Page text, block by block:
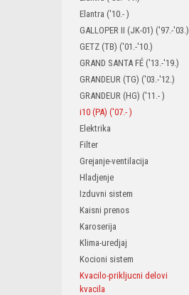
Elantra ('10.- )
GALLOPER II (JK-01) ('97.-'03.)
GETZ (TB) ('01.-'10.)
GRAND SANTA FÉ ('13.-'19.)
GRANDEUR (TG) ('03.-'12.)
GRANDEUR (HG) ('11.- )
i10 (PA) ('07.- )
Elektrika
Filter
Grejanje-ventilacija
Hladjenje
Izduvni sistem
Kaisni prenos
Karoserija
Klima-uredjaj
Kocioni sistem
Kvacilo-prikljucni delovi
kvacila